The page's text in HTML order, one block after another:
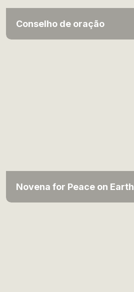
Conselho de oração
Novena for Peace on Earth